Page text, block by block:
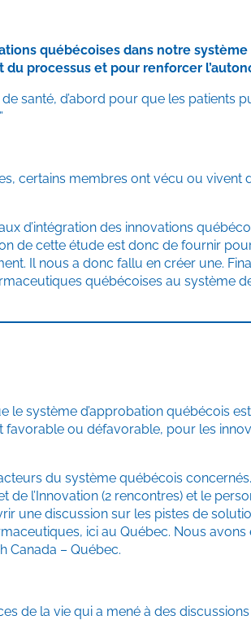
québécoises dans notre
processus et pour renforcer
santé, d’abord pour que les patients
certains membres ont vécu ou vivent
d’intégration des innovations
de cette étude est donc de fournir
Il nous a donc fallu en créer une.
québécoises au système
le système d’approbation québécois
favorable ou défavorable, pour les
du système québécois
de l’Innovation (2 rencontres) et le
une discussion sur les pistes de
ici au Québec. Nous
Canada – Québec.
de la vie qui a mené à des discussions